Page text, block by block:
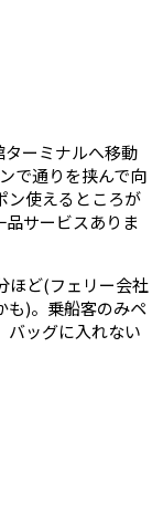
ーミナルへ移動
で通りを挟んで向
ン使えるところが
サービスありま
ほど(フェリー会社
も)。乗船客のみペ
バッグに入れない